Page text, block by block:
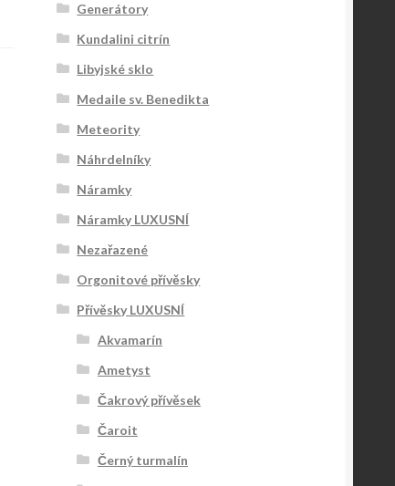
Generátory
Kundalini citrín
Libyjské sklo
Medaile sv. Benedikta
Meteority
Náhrdelníky
Náramky
Náramky LUXUSNÍ
Nezařazené
Orgonitové přívěsky
Přívěsky LUXUSNÍ
Akvamarín
Ametyst
Čakrový přívěsek
Čaroit
Černý turmalín